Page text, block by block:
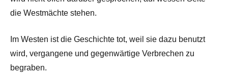
die Westmächte stehen.
Im Westen ist die Geschichte tot, weil sie dazu benutzt
wird, vergangene und gegenwärtige Verbrechen zu
begraben.